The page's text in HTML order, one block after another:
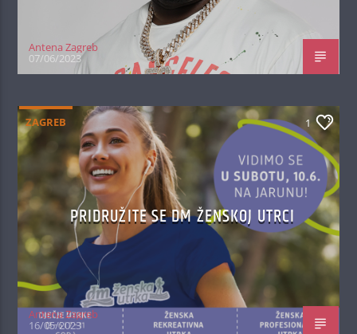
Antena Zagreb
07/06/2023
ZAGREB 1
PRIDRUŽITE SE DM ŽENSKOJ UTRCI
Antena Zagreb
16/05/2023